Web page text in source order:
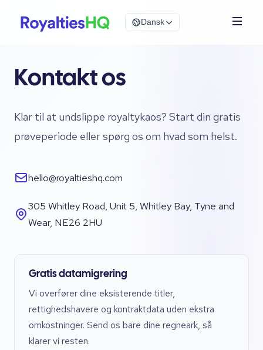
Dansk
Kontakt os
Klar til at undslippe royaltykaos? Start din gratis
prøveperiode eller spørg os om hvad som helst.
hello@royaltieshq.com
305 Whitley Road, Unit 5, Whitley Bay, Tyne and
Wear, NE26 2HU
Gratis datamigrering
Vi overfører dine eksisterende titler,
rettighedshavere og kontraktdata uden ekstra
omkostninger. Send os bare dine regneark, så
klarer vi resten.